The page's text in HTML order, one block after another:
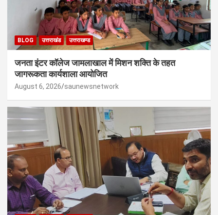
BLOG उत्तराखंड उत्तराखण्ड
जनता इंटर कॉलेज जामलाखाल में मिशन शक्ति के तहत
जागरूकता कार्यशाला आयोजित
August 6, 2026 saunewsnetwork